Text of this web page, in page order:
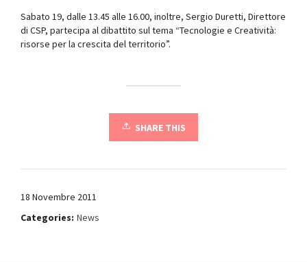
Sabato 19, dalle 13.45 alle 16.00, inoltre, Sergio Duretti, Direttore
di CSP, partecipa al dibattito sul tema “Tecnologie e Creatività:
risorse per la crescita del territorio”.
SHARE THIS
18 Novembre 2011
Categories: News